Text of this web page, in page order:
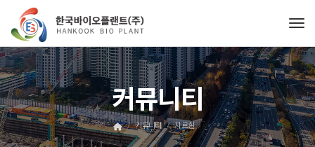
커뮤니티
커뮤니티 자료실